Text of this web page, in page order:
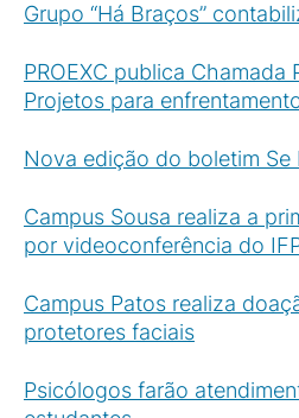
Grupo “Há Braços”
PROEXC publica Chamada
Projetos para
Nova edição do boletim Se
Campus Sousa realiza a
por videoconferência do
Campus Patos realiza
protetores faciais
Psicólogos farão